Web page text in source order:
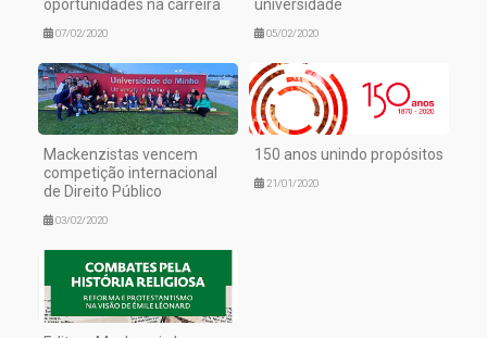
oportunidades na carreira
07/02/2020
universidade
05/02/2020
Mackenzistas vencem
competição internacional
de Direito Público
03/02/2020
150 anos unindo propósitos
21/01/2020